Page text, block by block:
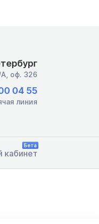
оф. 326
04 55
линия
кабинет
Бета